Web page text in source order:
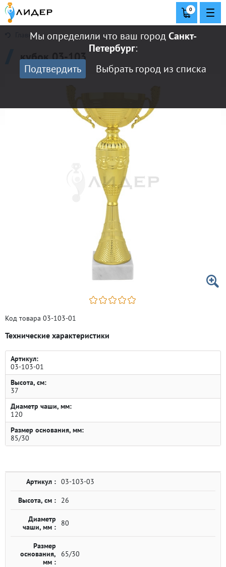
Мы определили что ваш городСанкт-
Петербург:
Подтвердить
Выбрать город из списка
0
Главная
кубок 03-103
Код товара 03-103-01
Технические характеристики
Артикул:
03-103-01
Высота, см:
37
Диаметр чаши, мм:
120
Размер основания, мм:
85/30
Артикул : 03-103-03
Высота, см : 26
Диаметр
чаши, мм :
80
Размер
основания,
мм :
65/30